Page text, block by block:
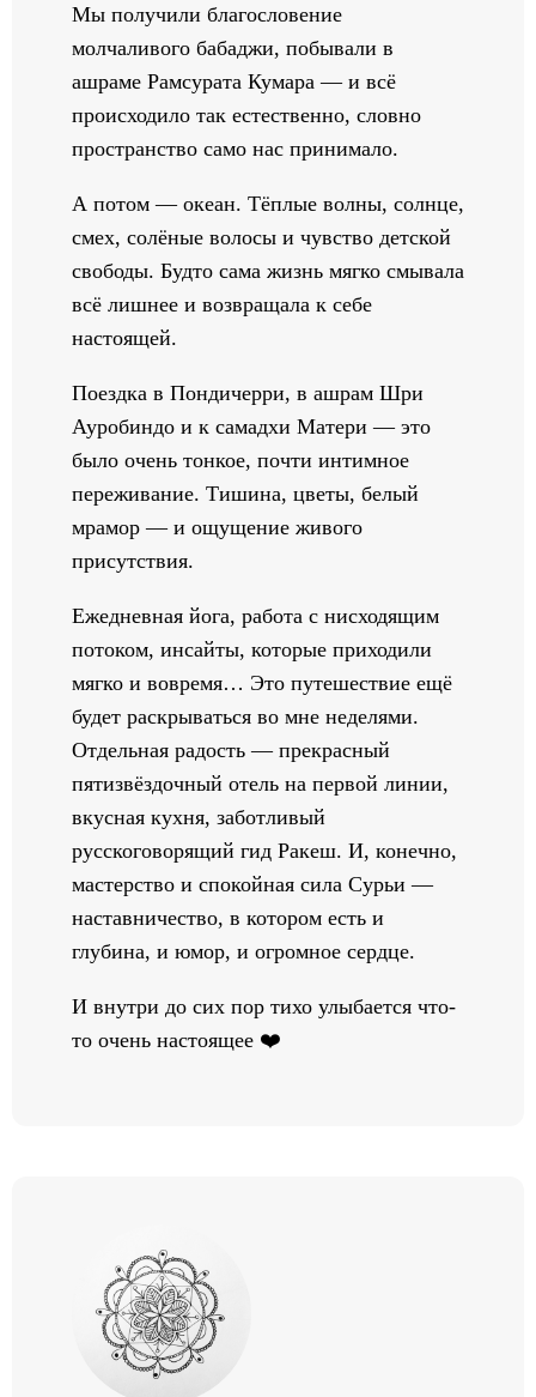
Мы получили благословение
молчаливого бабаджи, побывали в
ашраме Рамсурата Кумара — и всё
происходило так естественно, словно
пространство само нас принимало.
А потом — океан. Тёплые волны, солнце,
смех, солёные волосы и чувство детской
свободы. Будто сама жизнь мягко смывала
всё лишнее и возвращала к себе
настоящей.
Поездка в Пондичерри, в ашрам Шри
Ауробиндо и к самадхи Матери — это
было очень тонкое, почти интимное
переживание. Тишина, цветы, белый
мрамор — и ощущение живого
присутствия.
Ежедневная йога, работа с нисходящим
потоком, инсайты, которые приходили
мягко и вовремя… Это путешествие ещё
будет раскрываться во мне неделями.
Отдельная радость — прекрасный
пятизвёздочный отель на первой линии,
вкусная кухня, заботливый
русскоговорящий гид Ракеш. И, конечно,
мастерство и спокойная сила Сурьи —
наставничество, в котором есть и
глубина, и юмор, и огромное сердце.
И внутри до сих пор тихо улыбается что-
то очень настоящее ❤️